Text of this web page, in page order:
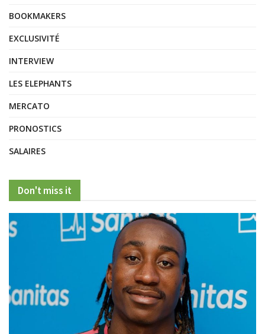
BOOKMAKERS
EXCLUSIVITÉ
INTERVIEW
LES ELEPHANTS
MERCATO
PRONOSTICS
SALAIRES
Don't miss it